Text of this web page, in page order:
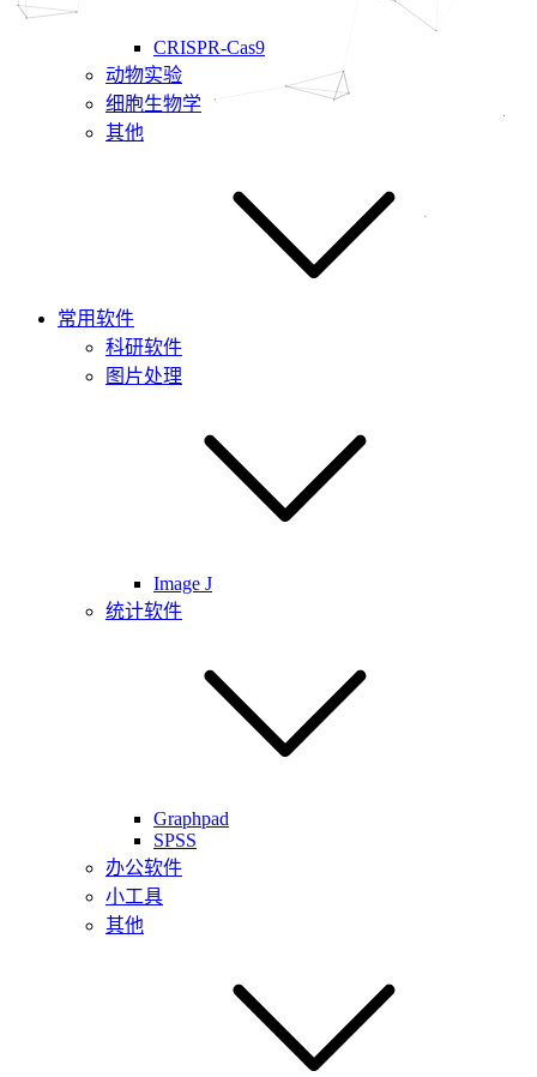
CRISPR-Cas9
动物实验
细胞生物学
其他
常用软件
科研软件
图片处理
Image J
统计软件
Graphpad
SPSS
办公软件
小工具
其他